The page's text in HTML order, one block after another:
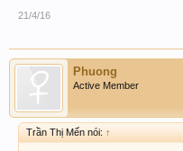
21/4/16
Phuong
Active Member
Trần Thị Mến nói: ↑